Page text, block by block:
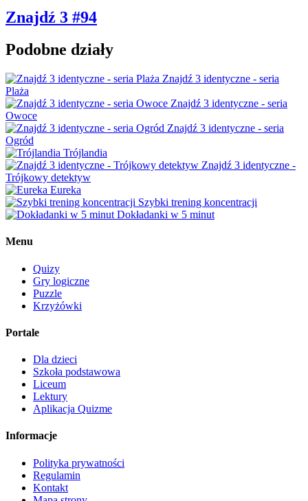
Znajdź 3 #94
Podobne działy
Znajdź 3 identyczne - seria
Plaża
Znajdź 3 identyczne - seria
Owoce
Znajdź 3 identyczne - seria
Ogród
Trójlandia
Znajdź 3 identyczne -
Trójkowy detektyw
Eureka
Szybki trening koncentracji
Dokładanki w 5 minut
Menu
Quizy
Gry logiczne
Puzzle
Krzyżówki
Portale
Dla dzieci
Szkoła podstawowa
Liceum
Lektury
Aplikacja Quizme
Informacje
Polityka prywatności
Regulamin
Kontakt